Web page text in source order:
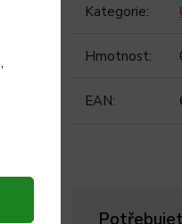
Kategorie:
Hmotnost:
EAN: